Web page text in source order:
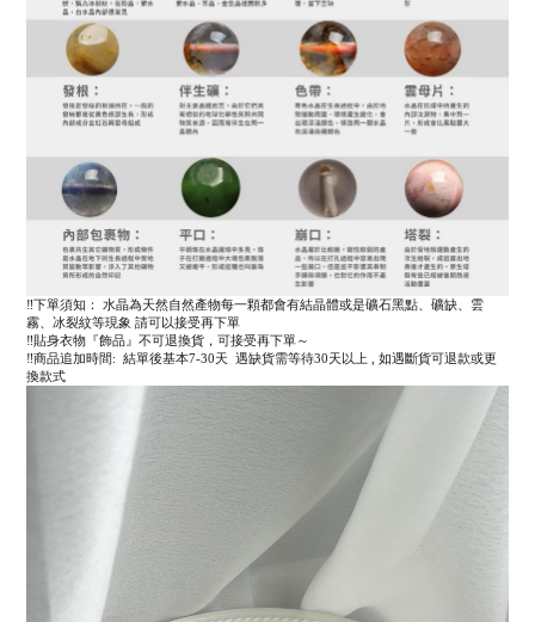
‼️下單須知： 水晶為天然自然產物每一顆都會有結晶體或是礦石黑點、礦缺、雲
霧、冰裂紋等現象 請可以接受再下單
‼️貼身衣物『飾品』不可退換貨，可接受再下單～
‼️商品追加時間: 結單後基本7-30天 遇缺貨需等待30天以上 , 如遇斷貨可退款或更
換款式